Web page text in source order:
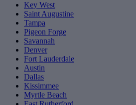
Key West
Saint Augustine
Tampa
Pigeon Forge
Savannah
Denver
Fort Lauderdale
Austin
Dallas
Kissimmee
Myrtle Beach